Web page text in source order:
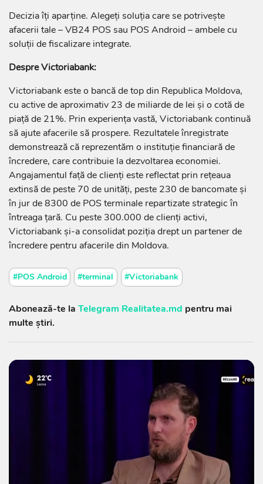
Decizia îți aparține. Alegeți soluția care se potrivește
afacerii tale – VB24 POS sau POS Android – ambele cu
soluții de fiscalizare integrate.
Despre Victoriabank:
Victoriabank este o bancă de top din Republica Moldova,
cu active de aproximativ 23 de miliarde de lei și o cotă de
piață de 21%. Prin experiența vastă, Victoriabank continuă
să ajute afacerile să prospere. Rezultatele înregistrate
demonstrează că reprezentăm o instituție financiară de
încredere, care contribuie la dezvoltarea economiei.
Angajamentul față de clienți este reflectat prin rețeaua
extinsă de peste 70 de unități, peste 230 de bancomate și
în jur de 8300 de POS terminale repartizate strategic în
întreaga țară. Cu peste 300.000 de clienți activi,
Victoriabank și-a consolidat poziția drept un partener de
încredere pentru afacerile din Moldova.
#POS Android #terminal #Victoriabank
Abonează-te la Telegram Realitatea.md pentru mai
multe știri.